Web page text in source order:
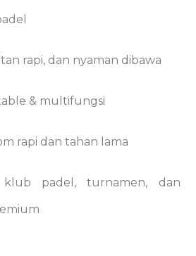
rapi, dan nyaman dibawa
& multifungsi
rapi dan tahan lama
padel, turnamen, dan